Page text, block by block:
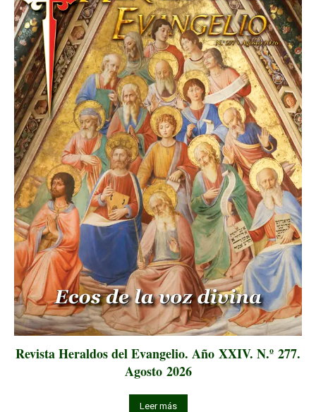
Revista Heraldos del Evangelio. Año XXIV. N.º 277.
Agosto 2026
Leer más